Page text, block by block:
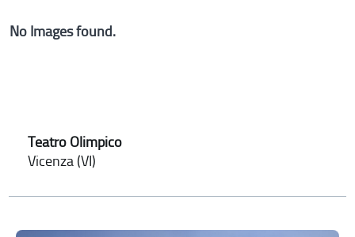
No Images found.
Teatro Olimpico
Vicenza (VI)